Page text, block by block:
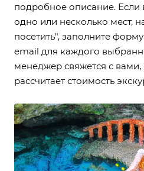
подробное описание. Если
одно или несколько мест,
посетить", заполните
email для каждого
менеджер свяжется с вами,
рассчитает стоимость